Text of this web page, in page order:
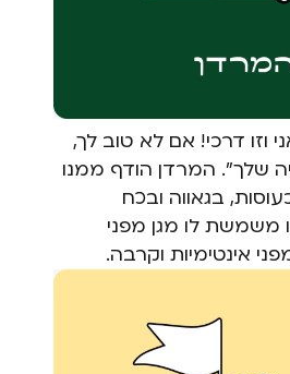
וזו דרכי! אם לא טוב לך,
שלך". המרדן הודף ממנו
בגאווה ובכח
משמשת לו מגן מפני
אינטימיות וקרבה.